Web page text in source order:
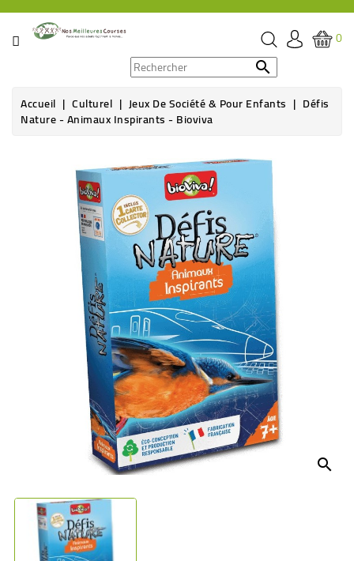
CATÉGORIE
ÉPICERIE
0

Accueil Culturel Jeux De Société & Pour Enfants Défis
Nature - Animaux Inspirants - Bioviva
search